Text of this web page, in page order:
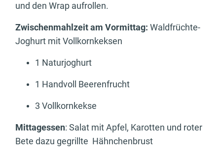
und den Wrap aufrollen.
Zwischenmahlzeit am Vormittag: Waldfrüchte-
Joghurt mit Vollkornkeksen
1 Naturjoghurt
1 Handvoll Beerenfrucht
3 Vollkornkekse
Mittagessen: Salat mit Apfel, Karotten und roter
Bete dazu gegrillte Hähnchenbrust